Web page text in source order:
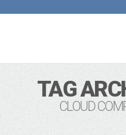
TAG
CLOUD